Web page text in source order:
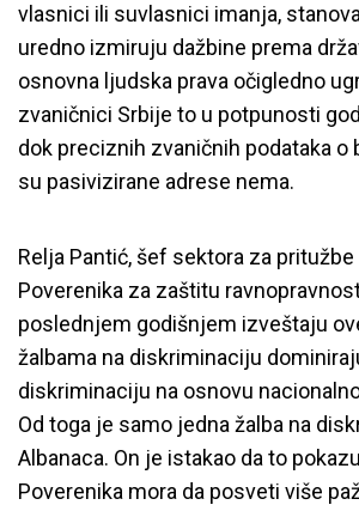
vlasnici ili suvlasnici imanja,
uredno izmiruju dažbine prema
osnovna ljudska prava očigledno
zvaničnici Srbije to u potpunosti
dok preciznih zvaničnih podataka o
su pasivizirane adrese nema.
Relja Pantić, šef sektora za
Poverenika za zaštitu
poslednjem godišnjem izveštaju
žalbama na diskriminaciju
diskriminaciju na osnovu
Od toga je samo jedna žalba na
Albanaca. On je istakao da to
Poverenika mora da posveti više